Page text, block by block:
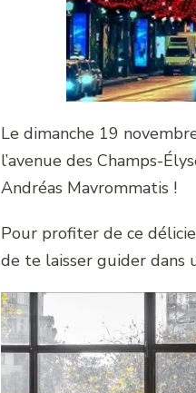
Le dimanche 19
l’avenue des Champs-
Andréas Mavrommatis !
Pour profiter de ce
de te laisser guider dans